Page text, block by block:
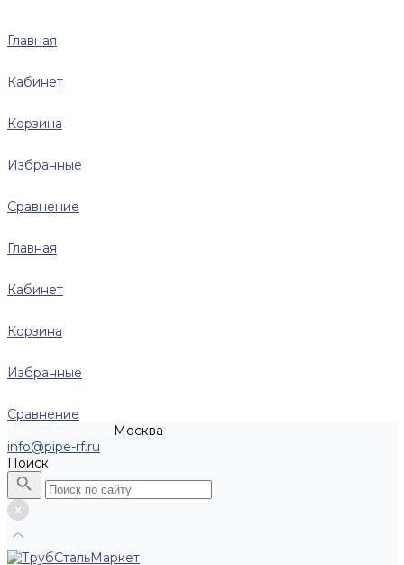
Главная
Кабинет
Корзина
Избранные
Сравнение
Главная
Кабинет
Корзина
Избранные
Сравнение
Москва
info@pipe-rf.ru
Поиск